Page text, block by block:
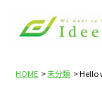
HOME 未分類 Hello